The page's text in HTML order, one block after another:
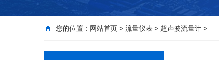
您的位置： 网站首页 > 流量仪表 > 超声波流量计 >